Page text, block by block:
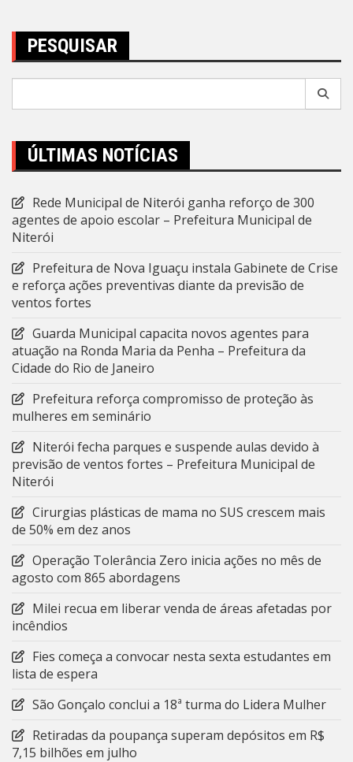
PESQUISAR
ÚLTIMAS NOTÍCIAS
Rede Municipal de Niterói ganha reforço de 300
agentes de apoio escolar – Prefeitura Municipal de
Niterói
Prefeitura de Nova Iguaçu instala Gabinete de Crise
e reforça ações preventivas diante da previsão de
ventos fortes
Guarda Municipal capacita novos agentes para
atuação na Ronda Maria da Penha – Prefeitura da
Cidade do Rio de Janeiro
Prefeitura reforça compromisso de proteção às
mulheres em seminário
Niterói fecha parques e suspende aulas devido à
previsão de ventos fortes – Prefeitura Municipal de
Niterói
Cirurgias plásticas de mama no SUS crescem mais
de 50% em dez anos
Operação Tolerância Zero inicia ações no mês de
agosto com 865 abordagens
Milei recua em liberar venda de áreas afetadas por
incêndios
Fies começa a convocar nesta sexta estudantes em
lista de espera
São Gonçalo conclui a 18ª turma do Lidera Mulher
Retiradas da poupança superam depósitos em R$
7,15 bilhões em julho